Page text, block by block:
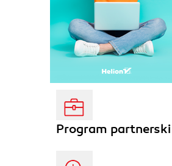
Program